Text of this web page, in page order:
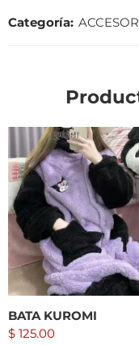
Categoría:
BATA KUROMI
$ 125.00